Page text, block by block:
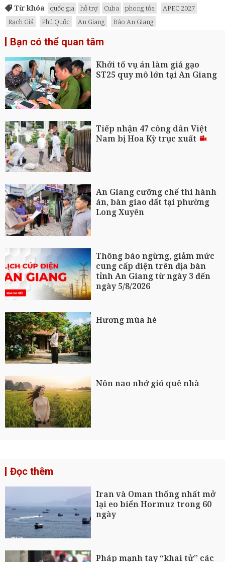
Từ khóa quốc gia hỗ trợ Cuba phong tỏa
APEC 2027
Rạch Giá
Phú Quốc An Giang Báo An Giang
Bạn có thể quan tâm
Khởi tố vụ án làm giả gạo
ST25 quy mô lớn tại An Giang
Tiếp nhận 47 công dân Việt
Nam bị Hoa Kỳ trục xuất
An Giang cưỡng chế thi hành
án, bàn giao đất tại phường
Long Xuyên
Thông báo ngừng, giảm mức
cung cấp điện trên địa bàn
tỉnh An Giang từ ngày 3 đến
ngày 5/8/2026
Hương mùa hè
Nôn nao nhớ gió quê nhà
Đọc thêm
Iran và Oman thống nhất mở
lại eo biển Hormuz trong 60
ngày
Pháp mạnh tay “khai tử” các